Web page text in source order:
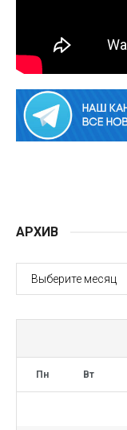
АРХИВ
АРХИВ
Пн Вт